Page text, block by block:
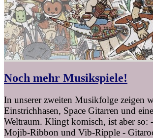
Noch mehr Musikspiele!
In unserer zweiten Musikfolge zeigen
Einstrichhasen, Space Gitarren und
Weltraum. Klingt komisch, ist aber so:
Mojib-Ribbon und Vib-Ripple -